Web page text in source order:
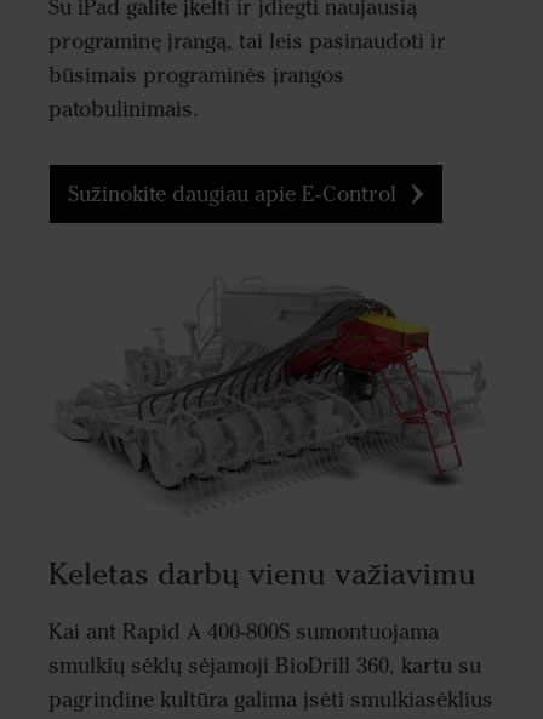
Su iPad galite įkelti ir įdiegti naujausią
programinę įrangą, tai leis pasinaudoti ir
būsimais programinės įrangos
patobulinimais.
Sužinokite daugiau apie E-Control
Keletas darbų vienu važiavimu
Kai ant Rapid A 400-800S sumontuojama
smulkių sėklų sėjamoji BioDrill 360, kartu su
pagrindine kultūra galima įsėti smulkiasėklius